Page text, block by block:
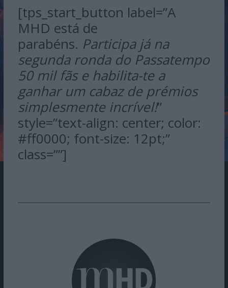
[tps_start_button label=”A
MHD está de
parabéns. Participa já na
segunda ronda do Passatempo
50 mil fãs e habilita-te a
ganhar um cabaz de prémios
simplesmente incrível!”
style=”text-align: center; color:
#ff0000; font-size: 12pt;”
class=””]